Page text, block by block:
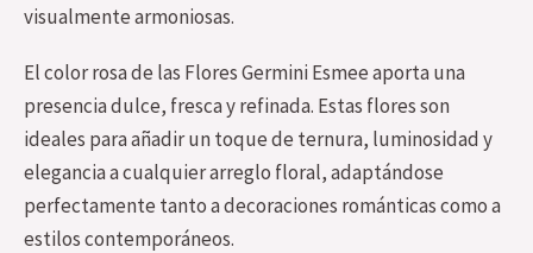
visualmente armoniosas.
El color rosa de las Flores Germini Esmee aporta una
presencia dulce, fresca y refinada. Estas flores son
ideales para añadir un toque de ternura, luminosidad y
elegancia a cualquier arreglo floral, adaptándose
perfectamente tanto a decoraciones románticas como a
estilos contemporáneos.